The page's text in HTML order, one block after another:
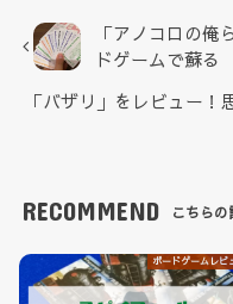
「アノコロの俺
ドゲームで蘇る
「バザリ」をレビュー
RECOMMEND こちらの
ボードゲームレビ